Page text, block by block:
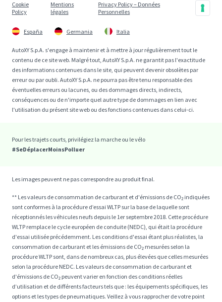
Cookie
Policy
Mentions
légales
Privacy Policy – Données
Personnelles
España Germania Italia
AutoXY S.p.A. s'engage à maintenir et à mettre à jour régulièrement tout le
contenu de ce site web. Malgré tout, AutoXY S.p.A. ne garantit pas l'exactitude
des informations contenues dans le site, qui peuvent devenir obsolètes par
erreur ou par oubli. AutoXY S.p.A. ne pourra pas être tenu responsable des
éventuelles erreurs ou lacunes, ou des dommages directs, indirects,
conséquences ou de n'importe quel autre type de dommages en lien avec
l'utilisation du présent site web ou des fonctions contenues dans celui-ci.
Pour les trajets courts, privilégiez la marche ou le vélo
#SeDéplacerMoinsPolluer
Les images peuvent ne pas correspondre au produit final.
** Les valeurs de consommation de carburant et d'émissions de CO₂ indiquées
sont conformes à la procédure d’essai WLTP sur la base de laquelle sont
réceptionnés les véhicules neufs depuis le 1er septembre 2018. Cette procédure
WLTP remplace le cycle européen de conduite (NEDC), qui était la procédure
d'essai utilisée précédemment. Les conditions d'essai étant plus réalistes, la
consommation de carburant et les émissions de CO₂ mesurées selon la
procédure WLTP sont, dans de nombreux cas, plus élevées que celles mesurées
selon la procédure NEDC. Les valeurs de consommation de carburant et
d'émissions de CO₂ peuvent varier en fonction des conditions réelles
d’utilisation et de différents facteurs tels que : les équipements spécifiques, les
options et les types de pneumatiques. Veillez à vous rapprocher de votre point